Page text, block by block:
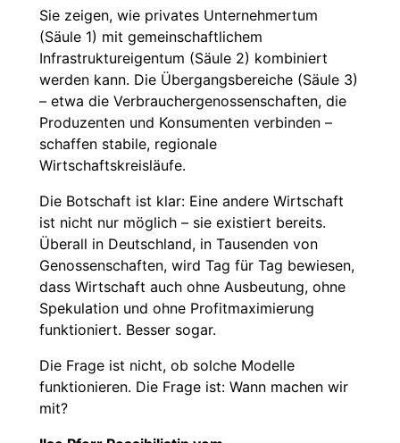
Sie zeigen, wie privates Unternehmertum
(Säule 1) mit gemeinschaftlichem
Infrastruktureigentum (Säule 2) kombiniert
werden kann. Die Übergangsbereiche (Säule 3)
– etwa die Verbrauchergenossenschaften, die
Produzenten und Konsumenten verbinden –
schaffen stabile, regionale
Wirtschaftskreisläufe.
Die Botschaft ist klar: Eine andere Wirtschaft
ist nicht nur möglich – sie existiert bereits.
Überall in Deutschland, in Tausenden von
Genossenschaften, wird Tag für Tag bewiesen,
dass Wirtschaft auch ohne Ausbeutung, ohne
Spekulation und ohne Profitmaximierung
funktioniert. Besser sogar.
Die Frage ist nicht, ob solche Modelle
funktionieren. Die Frage ist: Wann machen wir
mit?